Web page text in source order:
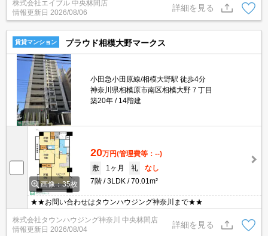
台。温水洗浄便座付き。引越指定業者あり。フリーレント1ヶ月。
株式会社エイブル 中央林間店
情報更新日 2026/08/06
詳細を見る
賃貸マンション プラウド相模大野マークス
小田急小田原線/相模大野駅 徒歩4分
神奈川県相模原市南区相模大野７丁目
築20年
14階建
画像：35枚
20万円(管理費等：--)
敷
1ヶ月 礼
なし
7階
3LDK 70.01m²
★★お問い合わせはタウンハウジング神奈川まで★★
株式会社タウンハウジング神奈川 中央林間店
情報更新日 2026/08/04
詳細を見る